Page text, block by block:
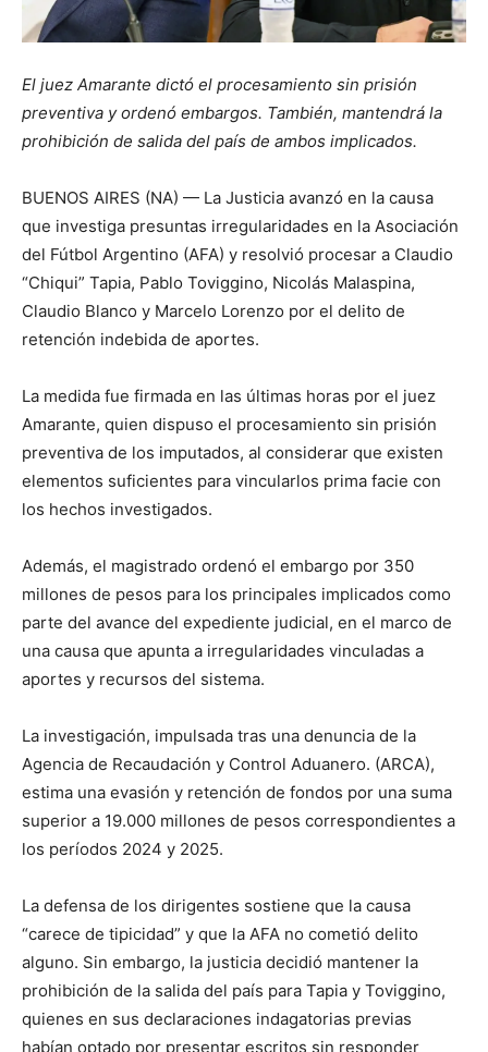
El juez Amarante dictó el procesamiento sin prisión
preventiva y ordenó embargos. También, mantendrá la
prohibición de salida del país de ambos implicados.
BUENOS AIRES (NA) — La Justicia avanzó en la causa
que investiga presuntas irregularidades en la Asociación
del Fútbol Argentino (AFA) y resolvió procesar a Claudio
“Chiqui” Tapia, Pablo Toviggino, Nicolás Malaspina,
Claudio Blanco y Marcelo Lorenzo por el delito de
retención indebida de aportes.
La medida fue firmada en las últimas horas por el juez
Amarante, quien dispuso el procesamiento sin prisión
preventiva de los imputados, al considerar que existen
elementos suficientes para vincularlos prima facie con
los hechos investigados.
Además, el magistrado ordenó el embargo por 350
millones de pesos para los principales implicados como
parte del avance del expediente judicial, en el marco de
una causa que apunta a irregularidades vinculadas a
aportes y recursos del sistema.
La investigación, impulsada tras una denuncia de la
Agencia de Recaudación y Control Aduanero. (ARCA),
estima una evasión y retención de fondos por una suma
superior a 19.000 millones de pesos correspondientes a
los períodos 2024 y 2025.
La defensa de los dirigentes sostiene que la causa
“carece de tipicidad” y que la AFA no cometió delito
alguno. Sin embargo, la justicia decidió mantener la
prohibición de la salida del país para Tapia y Toviggino,
quienes en sus declaraciones indagatorias previas
habían optado por presentar escritos sin responder